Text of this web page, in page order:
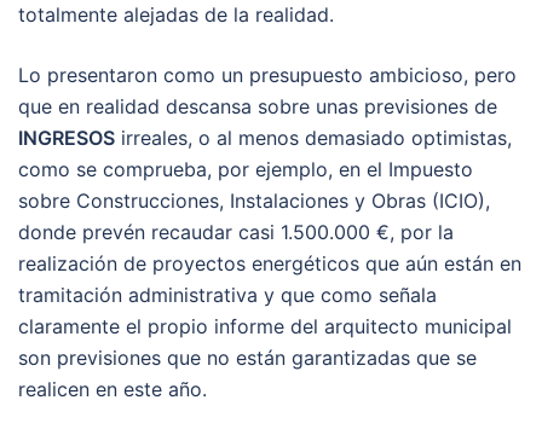
totalmente alejadas de la realidad.
Lo presentaron como un presupuesto ambicioso, pero
que en realidad descansa sobre unas previsiones de
INGRESOS irreales, o al menos demasiado optimistas,
como se comprueba, por ejemplo, en el Impuesto
sobre Construcciones, Instalaciones y Obras (ICIO),
donde prevén recaudar casi 1.500.000 €, por la
realización de proyectos energéticos que aún están en
tramitación administrativa y que como señala
claramente el propio informe del arquitecto municipal
son previsiones que no están garantizadas que se
realicen en este año.